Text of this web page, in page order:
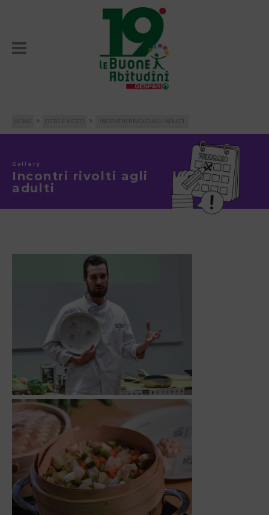
HOME » » INCONTRI RIVOLTI AGLI ADULTI
Gallery
Incontri rivolti agli
adulti